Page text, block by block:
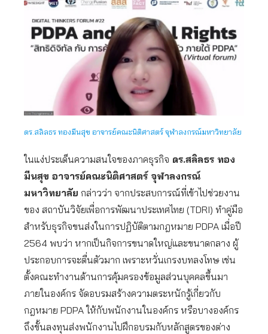
ดร.สลิลธร ทองมีนสุข อาจารย์คณะนิติศาสตร์ จุฬาลงกรณ์มหาวิทยาลัย
ในแง่ประเด็นความสนใจของภาคธุรกิจ ดร.สลิลธร ทอง
มีนสุข อาจารย์คณะนิติศาสตร์ จุฬาลงกรณ์
มหาวิทยาลัย กล่าวว่า จากประสบการณ์ที่เข้าไปช่วยงาน
ของ สถาบันวิจัยเพื่อการพัฒนาประเทศไทย (TDRI) ทำคู่มือ
สำหรับธุรกิจขนส่งในการปฏิบัติตามกฎหมาย PDPA เมื่อปี
2564 พบว่า หากเป็นกิจการขนาดใหญ่และขนาดกลาง ผู้
ประกอบการจะตื่นตัวมาก เพราะหวั่นเกรงบทลงโทษ เช่น
ตั้งคณะทำงานด้านการคุ้มครองข้อมูลส่วนบุคคลขึ้นมา
ภายในองค์กร จัดอบรมสร้างความตระหนักรู้เกี่ยวกับ
กฎหมาย PDPA ให้กับพนักงานในองค์กร หรือบางองค์กร
ถึงขั้นลงทุนส่งพนักงานไปฝึกอบรมกับหลักสูตรของต่าง